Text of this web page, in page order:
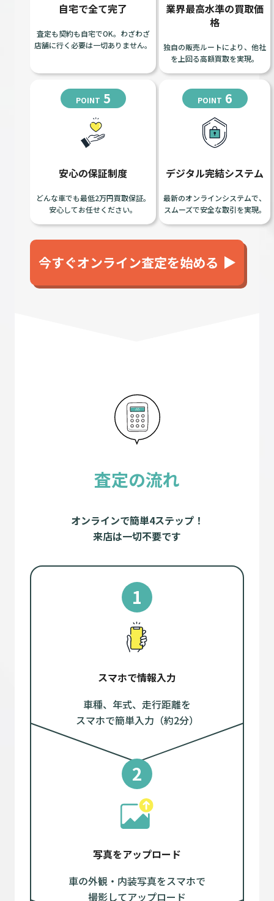
自宅で全て完了
査定も契約も自宅でOK。わざわざ
店舗に行く必要は一切ありません。
業界最高水準の買取価
格
独自の販売ルートにより、他社
を上回る高額買取を実現。
POINT 5
安心の保証制度
どんな車でも最低2万円買取保証。
安心してお任せください。
POINT 6
デジタル完結システム
最新のオンラインシステムで、
スムーズで安全な取引を実現。
今すぐオンライン査定を始める
査定の流れ
オンラインで簡単4ステップ！
来店は一切不要です
1
スマホで情報入力
車種、年式、走行距離を
スマホで簡単入力（約2分）
2
写真をアップロード
車の外観・内装写真をスマホで
撮影してアップロード